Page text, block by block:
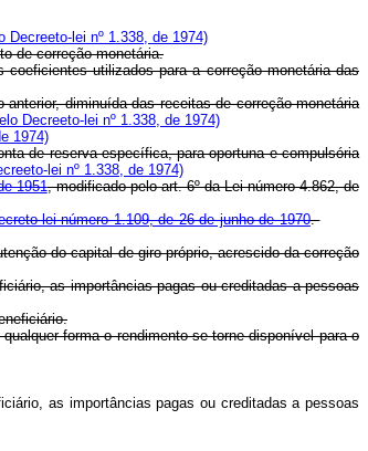
Decreeto-lei nº 1.338, de 1974)
de correção monetária.
utilizados para a correção monetária das
diminuída das receitas de correção monetária
Decreeto-lei nº 1.338, de 1974)
1974)
de reserva específica, para oportuna e compulsória
lei nº 1.338, de 1974)
1951, modificado pelo art. 6º da Lei número 4.862, de
lei número 1.109, de 26 de junho de 1970.
do capital de giro próprio, acrescido da correção
as importâncias pagas ou creditadas a pessoas
forma o rendimento se torne disponível para o
as importâncias pagas ou creditadas a pessoas